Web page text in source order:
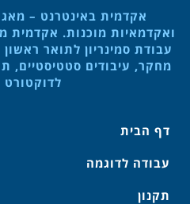
אקדמית באינטרנט –
ואקדמאיות מוכנות. אקדמית
עבודת סמינריון לתואר
מחקר, עיבודים סטטיסטיים,
לדוקטורט
דף הבית
עבודה לדוגמה
תקנון